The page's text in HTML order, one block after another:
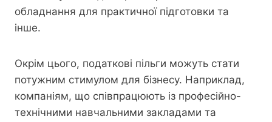
обладнання для практичної підготовки та
інше.
Окрім цього, податкові пільги можуть стати
потужним стимулом для бізнесу. Наприклад,
компаніям, що співпрацюють із професійно-
технічними навчальними закладами та